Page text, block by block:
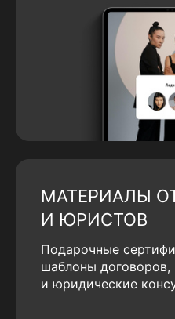
МАТЕРИАЛЫ
И ЮРИСТОВ
Подарочные
шаблоны договоров,
и юридические